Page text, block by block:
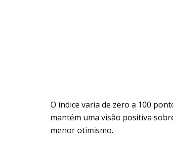
O índice varia de zero a 100
mantém uma visão positiva
menor otimismo.